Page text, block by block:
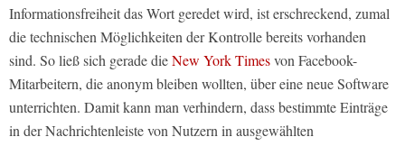
Informationsfreiheit das Wort geredet wird, ist erschreckend, zumal
die technischen Möglichkeiten der Kontrolle bereits vorhanden
sind. So ließ sich gerade dieNew York Timesvon Facebook-
Mitarbeitern, die anonym bleiben wollten, über eine neue Software
unterrichten. Damit kann man verhindern, dass bestimmte Einträge
in der Nachrichtenleiste von Nutzern in ausgewählten